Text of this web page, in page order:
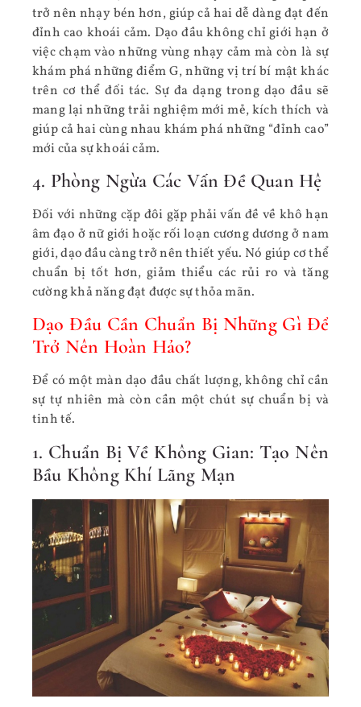
trở nên nhạy bén hơn, giúp cả hai dễ dàng đạt đến
đỉnh cao khoái cảm. Dạo đầu không chỉ giới hạn ở
việc chạm vào những vùng nhạy cảm mà còn là sự
khám phá những điểm G, những vị trí bí mật khác
trên cơ thể đối tác. Sự đa dạng trong dạo đầu sẽ
mang lại những trải nghiệm mới mẻ, kích thích và
giúp cả hai cùng nhau khám phá những “đỉnh cao”
mới của sự khoái cảm.
4. Phòng Ngừa Các Vấn Đề Quan Hệ
Đối với những cặp đôi gặp phải vấn đề về khô hạn
âm đạo ở nữ giới hoặc rối loạn cương dương ở nam
giới, dạo đầu càng trở nên thiết yếu. Nó giúp cơ thể
chuẩn bị tốt hơn, giảm thiểu các rủi ro và tăng
cường khả năng đạt được sự thỏa mãn.
Dạo Đầu Cần Chuẩn Bị Những Gì Để
Trở Nên Hoàn Hảo?
Để có một màn dạo đầu chất lượng, không chỉ cần
sự tự nhiên mà còn cần một chút sự chuẩn bị và
tinh tế.
1. Chuẩn Bị Về Không Gian: Tạo Nên
Bầu Không Khí Lãng Mạn